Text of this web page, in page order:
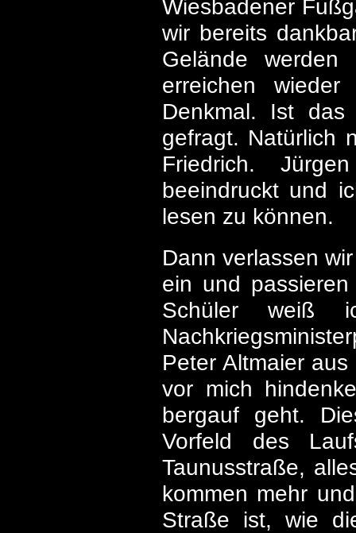
Wiesbadener
wir bereits
Gelände
erreichen
Denkmal. Ist
gefragt. Natürlich
Friedrich.
beeindruckt und
lesen zu können.
Dann verlassen
ein und
Schüler weiß
Peter Altmaier
vor mich
bergauf geht.
Vorfeld des
Taunusstraße,
kommen mehr
Straße ist, wie